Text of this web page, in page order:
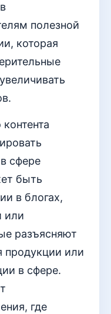
полезной
которая
сфере
быть
в блогах,
или
разъясняют
продукции или
в сфере.
где